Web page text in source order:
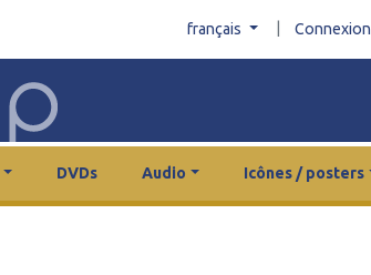
français Connexion
DVDs Audio Icônes / posters